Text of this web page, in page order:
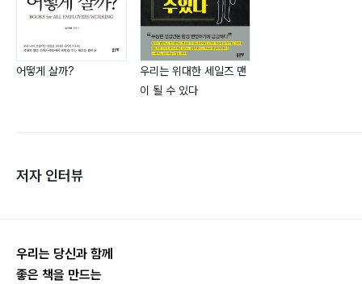
어떻게 살까?
우리는 위대한 세일즈 맨
이 될 수 있다
저자 인터뷰
우리는 당신과 함께
좋은 책을 만드는